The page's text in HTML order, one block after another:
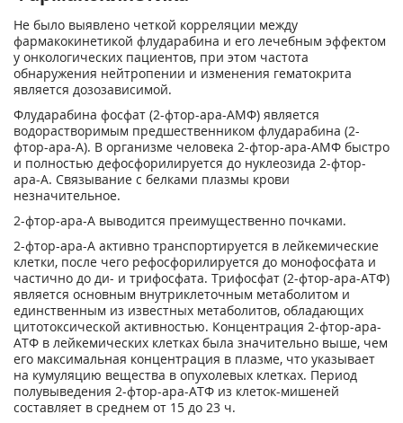
Не было выявлено четкой корреляции между
фармакокинетикой флударабина и его лечебным эффектом
у онкологических пациентов, при этом частота
обнаружения нейтропении и изменения гематокрита
является дозозависимой.
Флударабина фосфат (2-фтор-ара-АМФ) является
водорастворимым предшественником флударабина (2-
фтор-ара-А). В организме человека 2-фтор-ара-АМФ быстро
и полностью дефосфорилируется до нуклеозида 2-фтор-
ара-А. Связывание с белками плазмы крови
незначительное.
2-фтор-ара-А выводится преимущественно почками.
2-фтор-ара-А активно транспортируется в лейкемические
клетки, после чего рефосфорилируется до монофосфата и
частично до ди- и трифосфата. Трифосфат (2-фтор-ара-АТФ)
является основным внутриклеточным метаболитом и
единственным из известных метаболитов, обладающих
цитотоксической активностью. Концентрация 2-фтор-ара-
АТФ в лейкемических клетках была значительно выше, чем
его максимальная концентрация в плазме, что указывает
на кумуляцию вещества в опухолевых клетках. Период
полувыведения 2-фтор-ара-АТФ из клеток-мишеней
составляет в среднем от 15 до 23 ч.